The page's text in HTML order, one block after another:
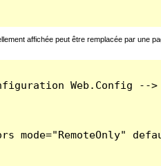
affichée peut être remplacée par une
Web.Config -->
mode="RemoteOnly"